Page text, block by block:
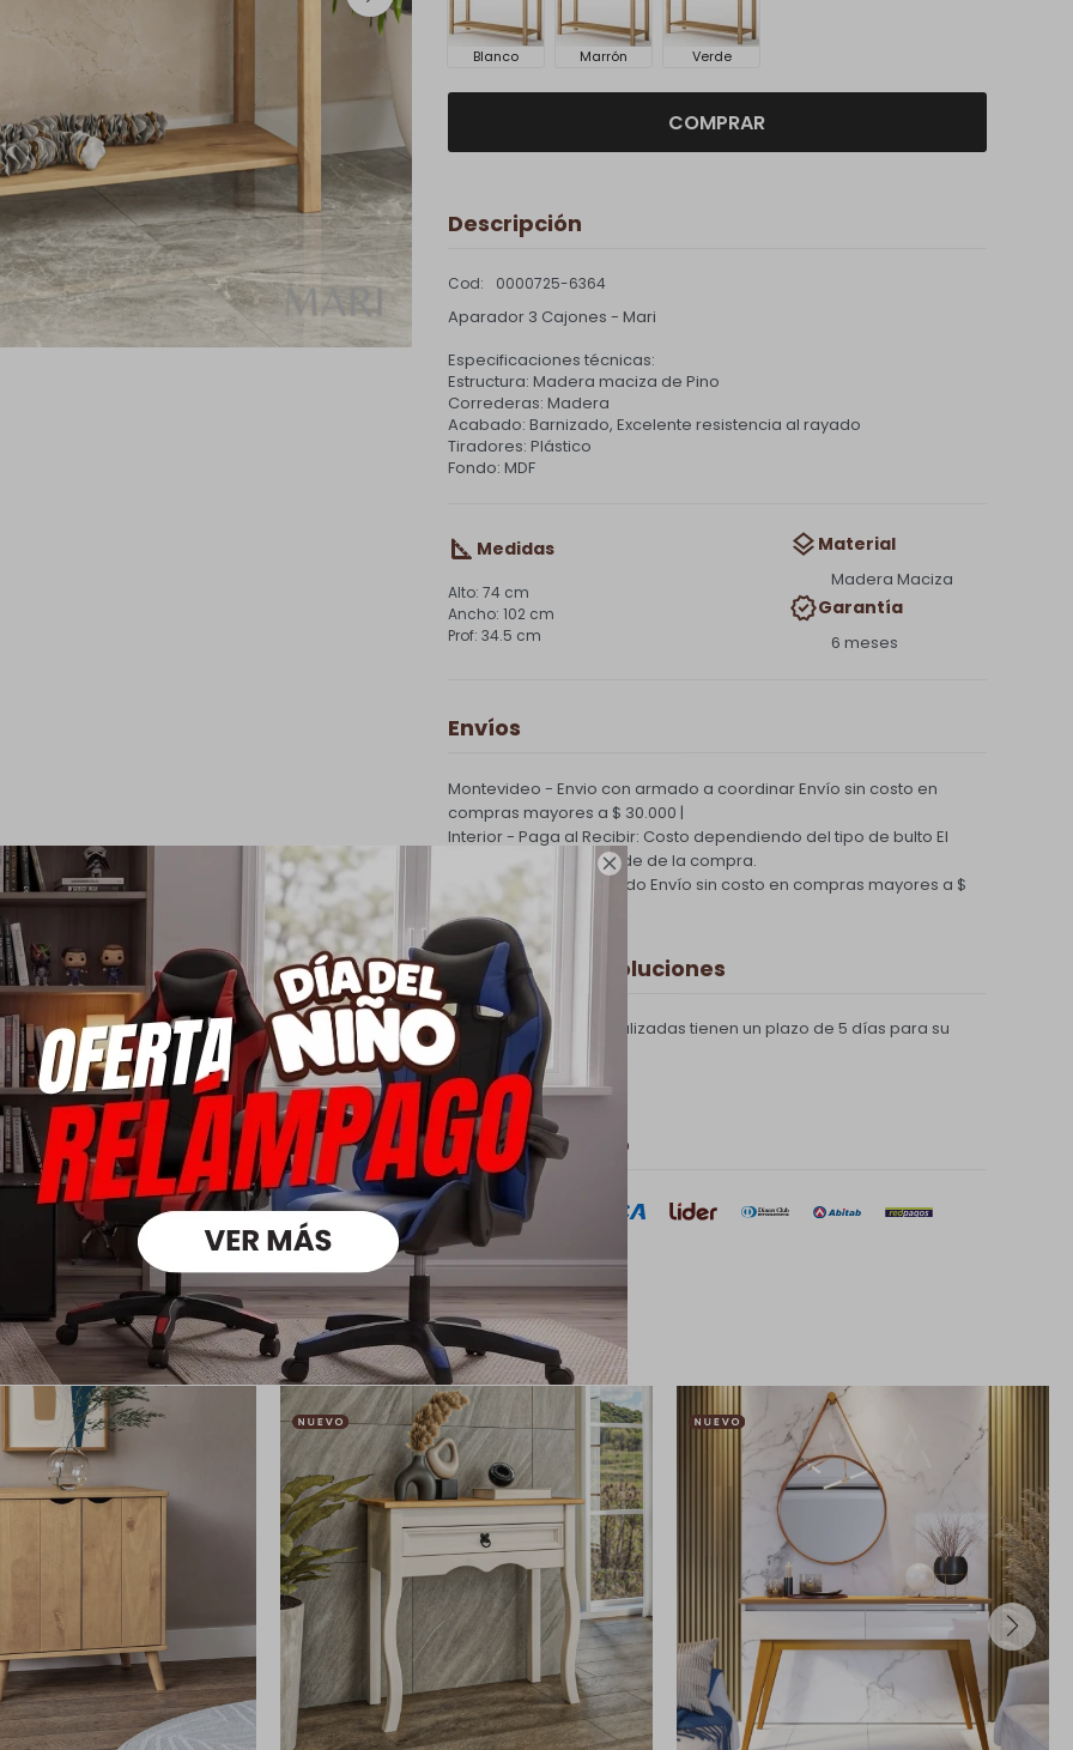

Blanco Marrón Verde
COMPRAR
Descripción
0000725-6364
Aparador 3 Cajones - Mari
Especificaciones técnicas:
Estructura: Madera maciza de Pino
Correderas: Madera
Acabado: Barnizado, Excelente resistencia al rayado
Tiradores: Plástico
Fondo: MDF
Medidas
74 cm
102 cm
34.5 cm
Material
Madera Maciza
Garantía
6 meses
Envíos
Montevideo - Envio con armado a coordinarEnvío sin costo en
compras mayores a $ 30.000 |
Interior - Paga al Recibir: Costo dependiendo del tipo de bulto El
costo de envío depende de la compra.
PQuick Envío Coordinado Envío sin costo en compras mayores a $
30.000 |
Cambios y Devoluciones
Todas las compras realizadas tienen un plazo de 5 días para su
cambio.
Ver mas
Medios de pago
que te pueden interesar